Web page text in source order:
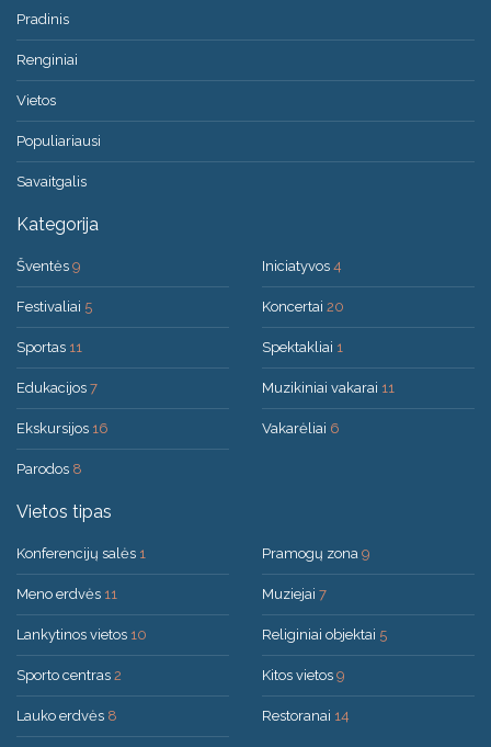
Pradinis
Renginiai
Vietos
Populiariausi
Savaitgalis
Kategorija
Šventės 9
Festivaliai 5
Sportas 11
Edukacijos 7
Ekskursijos 16
Parodos 8
Iniciatyvos 4
Koncertai 20
Spektakliai 1
Muzikiniai vakarai 11
Vakarėliai 6
Vietos tipas
Konferencijų salės 1
Meno erdvės 11
Lankytinos vietos 10
Sporto centras 2
Lauko erdvės 8
Pramogų zona 9
Muziejai 7
Religiniai objektai 5
Kitos vietos 9
Restoranai 14